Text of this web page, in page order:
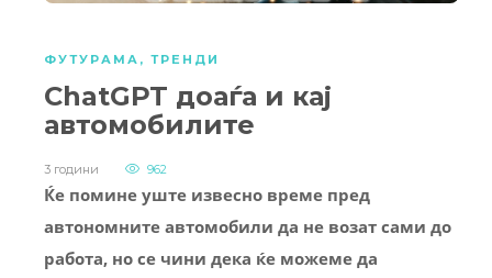
ФУТУРАМА , ТРЕНДИ
ChatGPT доаѓа и кај
автомобилите
3 години 962
Ќе помине уште извесно време пред
автономните автомобили да не возат сами до
работа, но се чини дека ќе можеме да